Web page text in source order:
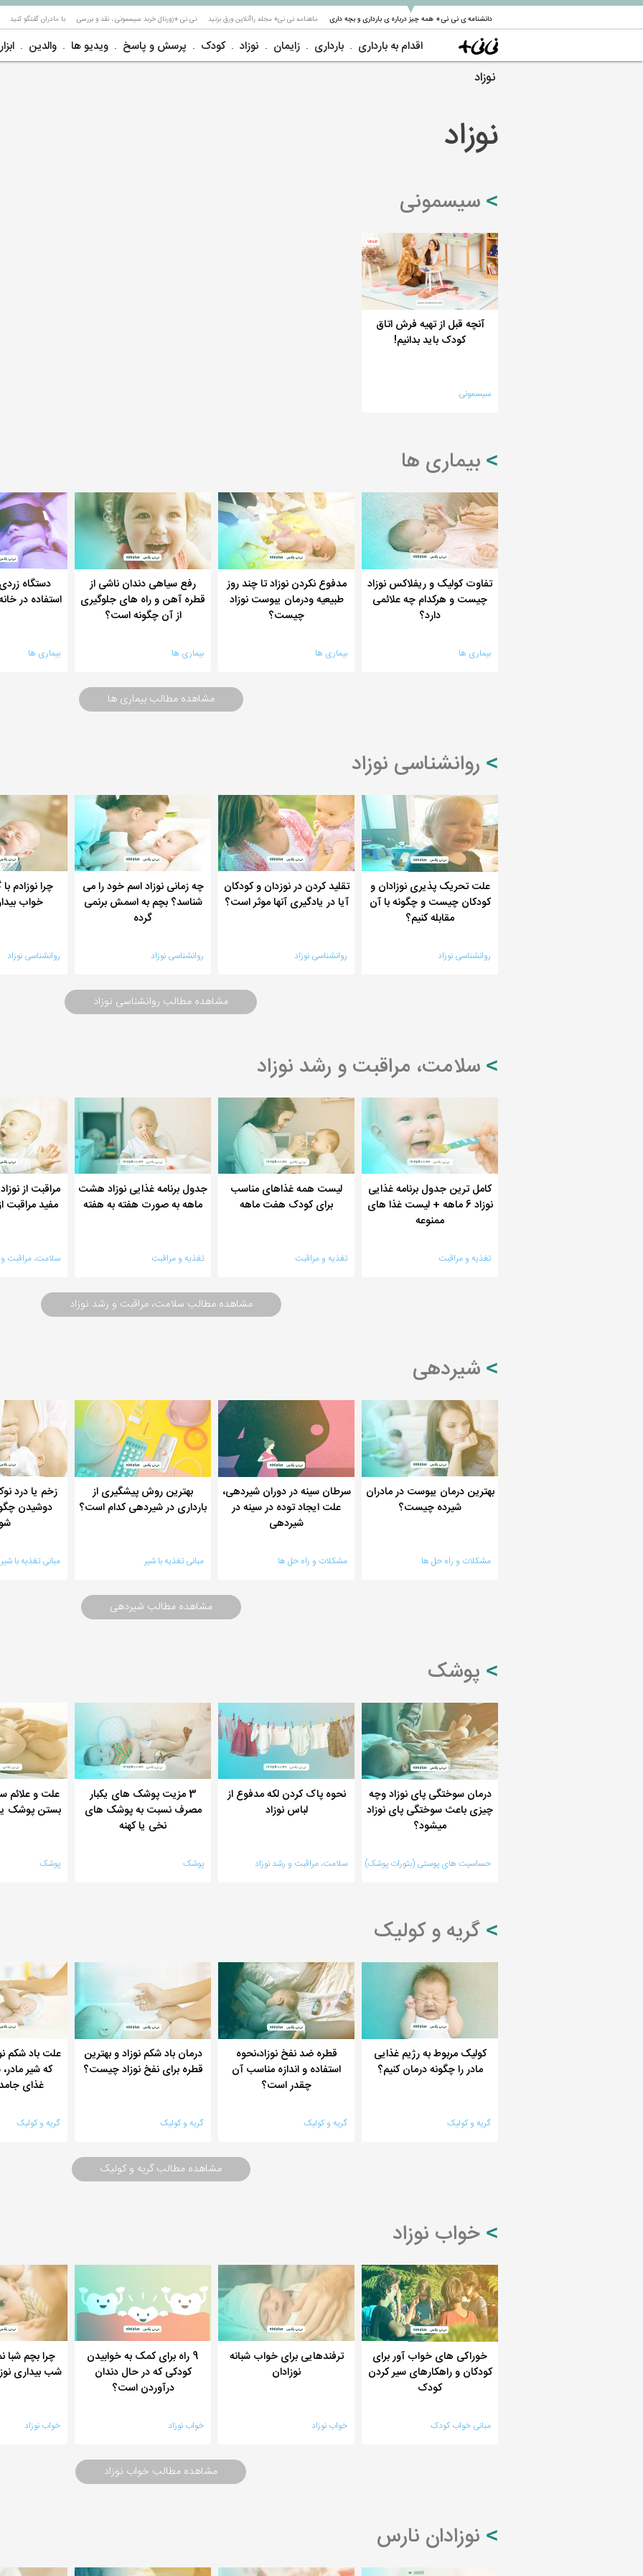
دانشنامه ی نی نی+ همه چیز درباره ی بارداری و بچه داری
▼ ماهنامه نی نی+ مجله راآنلاین ورق بزنید نی نی +ژورنال خربد سیسمونی ، نقد و بررسی با مادران گفتگو کنید
اقدام به بارداری بارداری زایمان نوزاد کودک پرسش و پاسخ ویدیو ها والدین ابزار
نوزاد
نوزاد
سیسمونی
آنچه قبل از تهیه فرش اتاق
کودک باید بدانیم!
سیسمونی
بیماری ها
تفاوت کولیک و ریفلاکس نوزاد
چیست و هرکدام چه علائمی
دارد؟
بیماری ها
مدفوع نکردن نوزاد تا چند روز
طبیعیه ودرمان یبوست نوزاد
چیست؟
بیماری ها
رفع سیاهی دندان ناشی از
قطره آهن و راه های جلوگیری
از آن چگونه است؟
بیماری ها
دستگاه
استفاده در
بیماری ها
مشاهده مطالب بیماری ها
روانشناسی نوزاد
علت تحریک پذیری نوزادان و
کودکان چیست و چگونه با آن
مقابله کنیم؟
روانشناسی نوزاد
تقلید کردن در نوزدان و کودکان
آیا در یادگیری آنها موثر است؟
روانشناسی نوزاد
چه زمانی نوزاد اسم خود را می
شناسد؟ بچم به اسمش برنمی
گرده
روانشناسی نوزاد
چرا نوزادم
خواب
روانشناسی نوزاد
مشاهده مطالب روانشناسی نوزاد
سلامت، مراقبت و رشد نوزاد
کامل ترین جدول برنامه غذایی
نوزاد 6 ماهه + لیست غذا های
ممنوعه
تغذیه و مراقبت
لیست همه غذاهای مناسب
برای کودک هفت ماهه
تغذیه و مراقبت
جدول برنامه غذایی نوزاد هشت
ماهه به صورت هفته به هفته
تغذیه و مراقبت
مراقبت از
مفید مراقبت
سلامت، مراقبت و
مشاهده مطالب سلامت، مراقبت و رشد نوزاد
شیردهی
بهترین درمان یبوست در مادران
شیرده چیست؟
مشکلات و راه حل ها
سرطان سینه در دوران شیردهی،
علت ایجاد توده در سینه در
شیردهی
مشکلات و راه حل ها
بهترین روش پیشگیری از
بارداری در شیردهی کدام است؟
مبانی تغذیه با شیر
زخم یا درد
دوشیدن
مبانی تغذیه با شیر
مشاهده مطالب شیردهی
پوشک
درمان سوختگی پای نوزاد وچه
چیزی باعث سوختگی پای نوزاد
میشود؟
حساسیت های پوستی (بثورات پوشک)
نحوه پاک کردن لکه مدفوع از
لباس نوزاد
سلامت، مراقبت و رشد نوزاد
3 مزیت پوشک های یکبار
مصرف نسبت به پوشک های
نخی یا کهنه
پوشک
علت و علائم
بستن پوشک
پوشک
گریه و کولیک
کولیک مربوط به رژیم غذایی
مادر را چگونه درمان کنیم؟
گریه و کولیک
قطره‌ ضد نفخ نوزاد،نحوه
استفاده و اندازه مناسب آن
چقدر است؟
گریه و کولیک
درمان باد شکم نوزاد و بهترین
قطره برای نفخ نوزاد چیست؟
گریه و کولیک
علت باد شکم
که شیر
غذای
گریه و کولیک
مشاهده مطالب گریه و کولیک
خواب نوزاد
خوراکی های خواب آور برای
کودکان و راهکارهای سیر کردن
کودک
مبانی خواب کودک
ترفندهایی برای خواب شبانه
نوزادان
خواب نوزاد
9 راه برای کمک به خوابیدن
کودکی که در حال دندان
درآوردن است؟
خواب نوزاد
چرا بچم شبا
شب بیداری
خواب نوزاد
مشاهده مطالب خواب نوزاد
نوزادان نارس